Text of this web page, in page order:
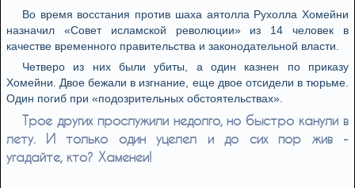
Во время восстания против шаха аятолла Рухолла Хомейни
назначил «Совет исламской революции» из 14 человек в
качестве временного правительства и законодательной власти.
Четверо из них были убиты, а один казнен по приказу
Хомейни. Двое бежали в изгнание, еще двое отсидели в тюрьме.
Один погиб при «подозрительных обстоятельствах».
Трое других прослужили недолго, но быстро канули в
лету. И только один уцелел и до сих пор жив -
угадайте, кто? Хаменеи!